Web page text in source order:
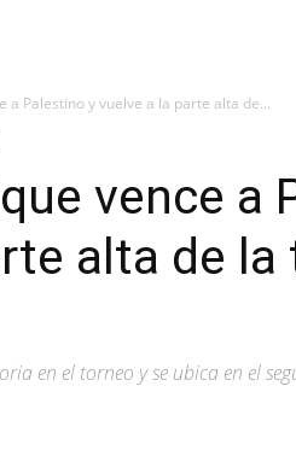
a Palestino y vuelve a la parte alta de...
vence a
alta de la
en el torneo y se ubica en el